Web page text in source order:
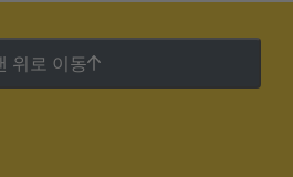
위로 이동